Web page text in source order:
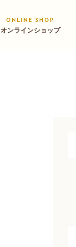
ONLINE SHOP
オンラインショップ